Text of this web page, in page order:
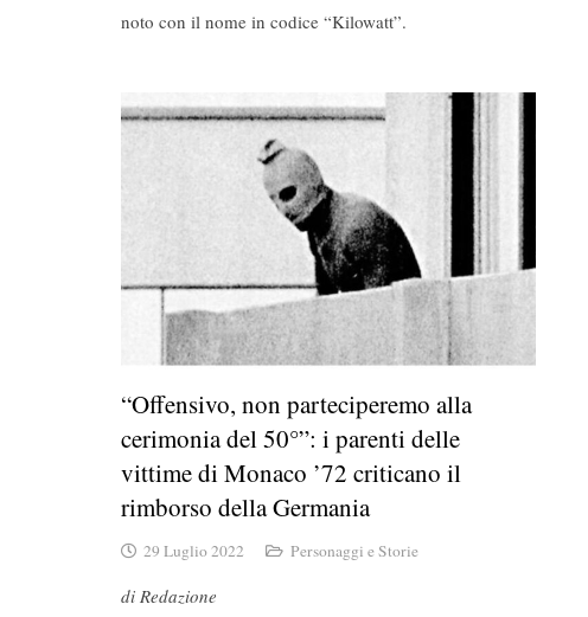
noto con il nome in codice “Kilowatt”.
“Offensivo, non parteciperemo alla
cerimonia del 50°”: i parenti delle
vittime di Monaco ’72 criticano il
rimborso della Germania
29 Luglio 2022 Personaggi e Storie
di Redazione